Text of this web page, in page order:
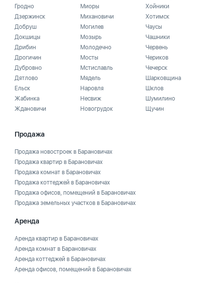
Гродно
Дзержинск
Добруш
Докшицы
Дрибин
Дрогичин
Дубровно
Дятлово
Ельск
Жабинка
Ждановичи
Миоры
Михановичи
Могилев
Мозырь
Молодечно
Мосты
Мстиславль
Мядель
Наровля
Несвиж
Новогрудок
Хойники
Хотимск
Чаусы
Чашники
Червень
Чериков
Чечерск
Шарковщина
Шклов
Шумилино
Щучин
Продажа
Продажа новостроек в Барановичах
Продажа квартир в Барановичах
Продажа комнат в Барановичах
Продажа коттеджей в Барановичах
Продажа офисов, помещений в Барановичах
Продажа земельных участков в Барановичах
Аренда
Аренда квартир в Барановичах
Аренда комнат в Барановичах
Аренда коттеджей в Барановичах
Аренда офисов, помещений в Барановичах